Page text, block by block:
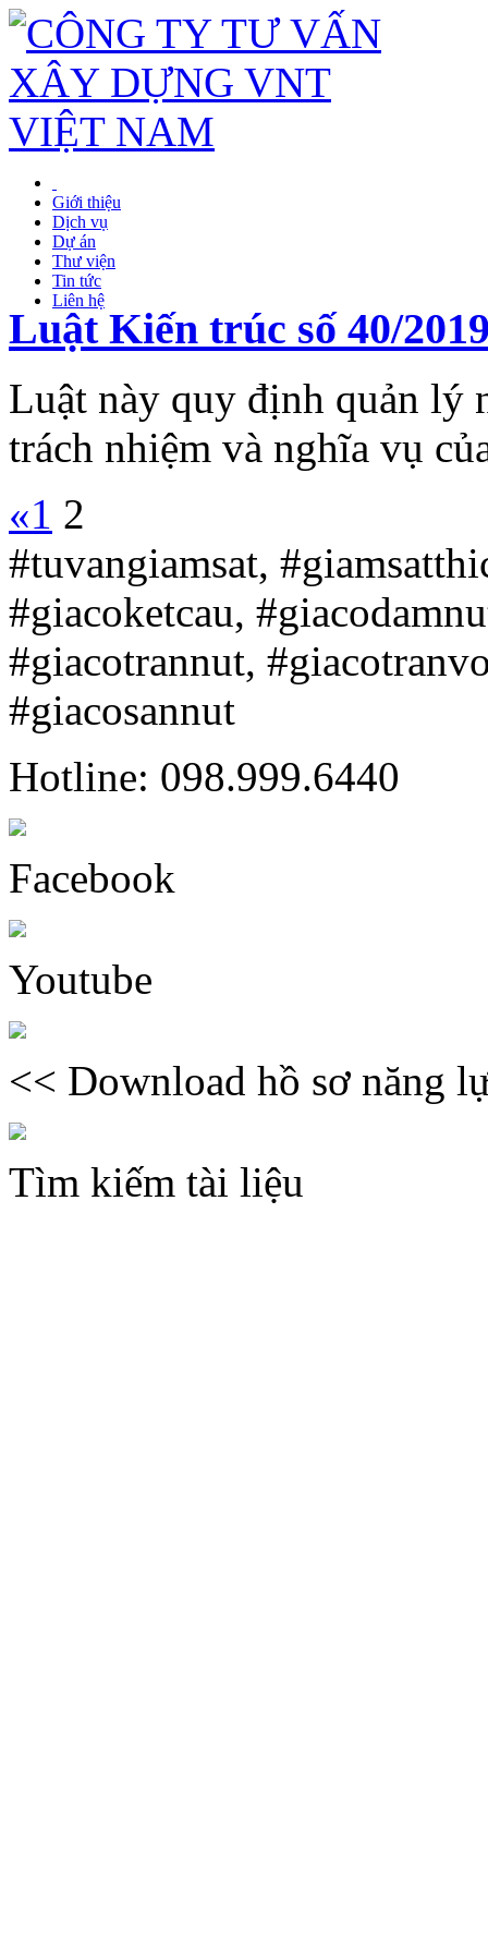
Giới thiệu
Dịch vụ
Dự án
Thư viện
Tin tức
Liên hệ
Luật Kiến trúc số 40/
Luật này quy định quản lý
trách nhiệm và nghĩa vụ
«1 2
#tuvangiamsat,
#giacoketcau,
#giacotrannut,
#giacosannut
Hotline: 098.999.6440
Facebook
Youtube
<< Download hồ sơ năng
Tìm kiếm tài liệu